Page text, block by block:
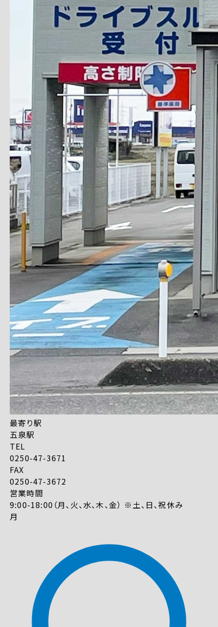
最寄り駅
五泉駅
TEL
0250-47-3671
FAX
0250-47-3672
営業時間
9:00-18:00（月、火、水、木、金） ※土、日、祝休み
月